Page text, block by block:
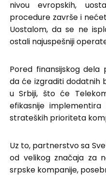
nivou evropskih,
procedure završe i
Uostalom, da se ne
ostali najuspešniji
Pored finansijskog
da će izgraditi dodatnih
u Srbiji, što će
efikasnije
strateških prioriteta
Uz to, partnerstvo sa
od velikog značaja za
srpske kompanije,